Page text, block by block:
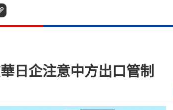
日企注意中方出口管制